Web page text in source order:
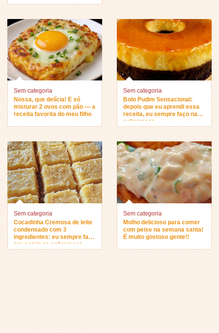
Sem categoria
Nossa, que delícia! É só
misturar 2 ovos com pão — a
receita favorita do meu filho
Sem categoria
Bolo Pudim Sensacional:
depois que eu aprendi essa
receita, eu sempre faço na
sobremesa…
Sem categoria
Cocadinha Cremosa de leite
condensado com 3
ingredientes: eu sempre faço
pra servir na sobremesa…
Sem categoria
Molho delicioso para comer
com peixe na semana santa!
É muito gostoso gente!!